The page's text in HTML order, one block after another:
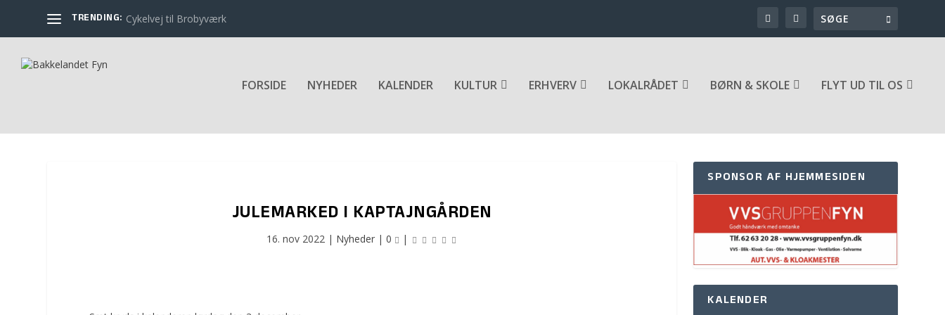
TRENDING: Cykelvej til Brobyværk
FORSIDE NYHEDER KALENDER KULTUR ERHVERV LOKALRÅDET BØRN & SKOLE FLYT UD TIL OS
JULEMARKED I KAPTAJNGÅRDEN
16. nov 2022 | Nyheder |0 |
SPONSOR AF HJEMMESIDEN
KALENDER